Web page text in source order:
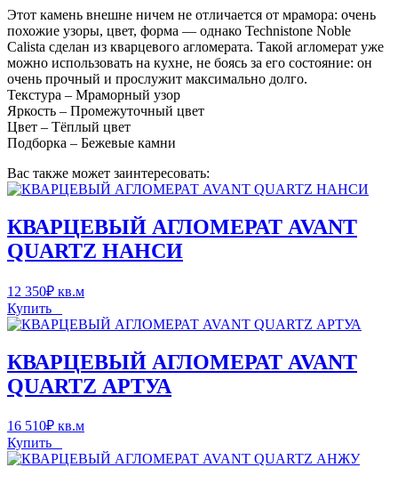
Этот камень внешне ничем не отличается от мрамора: очень
похожие узоры, цвет, форма — однако Technistone Noble
Calista сделан из кварцевого агломерата. Такой агломерат уже
можно использовать на кухне, не боясь за его состояние: он
очень прочный и прослужит максимально долго.
Текстура – Мраморный узор
Яркость – Промежуточный цвет
Цвет – Тёплый цвет
Подборка – Бежевые камни
Вас также может заинтересовать:
КВАРЦЕВЫЙ АГЛОМЕРАТ AVANT
QUARTZ НАНСИ
12 350₽ кв.м
Купить
КВАРЦЕВЫЙ АГЛОМЕРАТ AVANT
QUARTZ АРТУА
16 510₽ кв.м
Купить